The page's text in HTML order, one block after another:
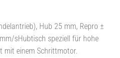
Hub 25 mm, Repro ±
sHubtisch speziell für hohe
mit einem Schrittmotor.